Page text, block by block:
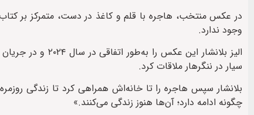
در عکس منتخب، هاجره با قلم و کاغذ در دست، متمرکز بر
وجود ندارد.
الیز بلانشار
سیار در ننگرهار ملاقات کرد.
بلانشار سپس هاجره را تا خانه‌اش همراهی کرد تا زندگی
چگونه ادامه دارد؛ آن‌ها هنوز زندگی می‌کنند.»